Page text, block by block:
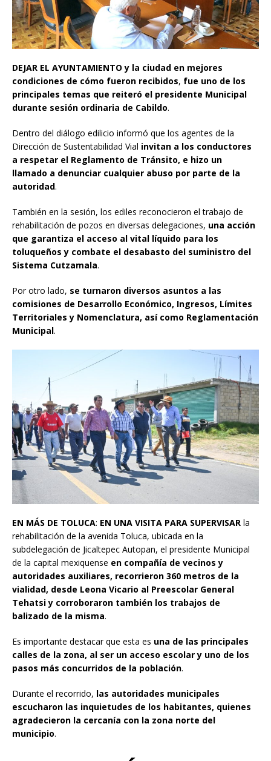
DEJAR EL AYUNTAMIENTO y la ciudad en mejores
condiciones de cómo fueron recibidos, fue uno de los
principales temas que reiteró el presidente Municipal
durante sesión ordinaria de Cabildo.
Dentro del diálogo edilicio informó que los agentes de la
Dirección de Sustentabilidad Vial invitan a los conductores
a respetar el Reglamento de Tránsito, e hizo un
llamado a denunciar cualquier abuso por parte de la
autoridad.
También en la sesión, los ediles reconocieron el trabajo de
rehabilitación de pozos en diversas delegaciones, una acción
que garantiza el acceso al vital líquido para los
toluqueños y combate el desabasto del suministro del
Sistema Cutzamala.
Por otro lado, se turnaron diversos asuntos a las
comisiones de Desarrollo Económico, Ingresos, Límites
Territoriales y Nomenclatura, así como Reglamentación
Municipal.
EN MÁS DE TOLUCA: EN UNA VISITA PARA SUPERVISAR la
rehabilitación de la avenida Toluca, ubicada en la
subdelegación de Jicaltepec Autopan, el presidente Municipal
de la capital mexiquense en compañía de vecinos y
autoridades auxiliares, recorrieron 360 metros de la
vialidad, desde Leona Vicario al Preescolar General
Tehatsi y corroboraron también los trabajos de
balizado de la misma.
Es importante destacar que esta es una de las principales
calles de la zona, al ser un acceso escolar y uno de los
pasos más concurridos de la población.
Durante el recorrido, las autoridades municipales
escucharon las inquietudes de los habitantes, quienes
agradecieron la cercanía con la zona norte del
municipio.